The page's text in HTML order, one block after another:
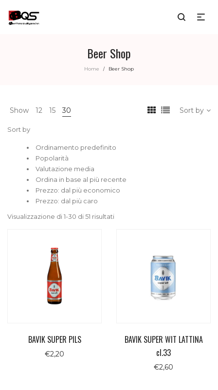
Beer Shop
Home / Beer Shop
Show 12 15 30 Sort by
Sort by
Ordinamento predefinito
Popolarità
Valutazione media
Ordina in base al più recente
Prezzo: dal più economico
Prezzo: dal più caro
Visualizzazione di 1-30 di 51 risultati
BAVIK SUPER PILS
€2,20
BAVIK SUPER WIT LATTINA
cl.33
€2,60